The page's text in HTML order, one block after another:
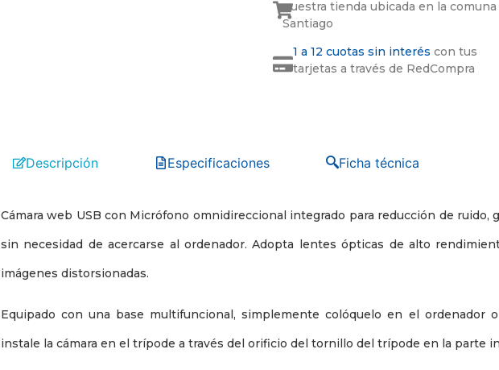
nuestra tienda ubicada en la comuna
Santiago
1 a 12 cuotas sin interés con tus
tarjetas a través de RedCompra
Descripción Especificaciones Ficha técnica
Cámara web USB con Micrófono omnidireccional integrado para reducción de ruido,
sin necesidad de acercarse al ordenador. Adopta lentes ópticas de alto
imágenes distorsionadas.
Equipado con una base multifuncional, simplemente colóquelo en el ordenador
instale la cámara en el trípode a través del orificio del tornillo del trípode en la parte